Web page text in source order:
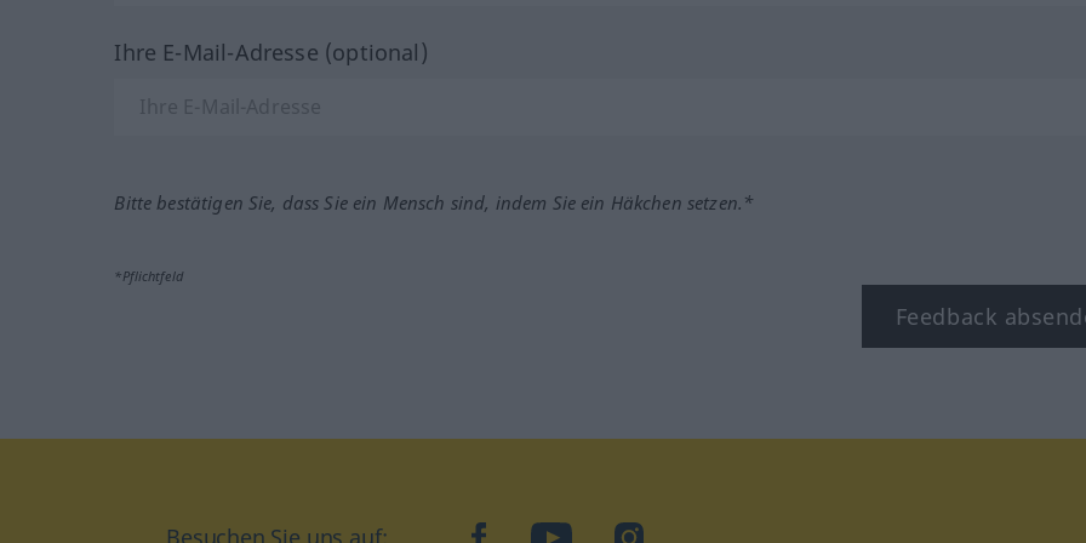
Ihre E-Mail-Adresse (optional)
Bitte bestätigen Sie, dass Sie ein Mensch sind, indem Sie ein Häkchen setzen.*
*Pflichtfeld
Feedback
facebookYouTubeInstagram